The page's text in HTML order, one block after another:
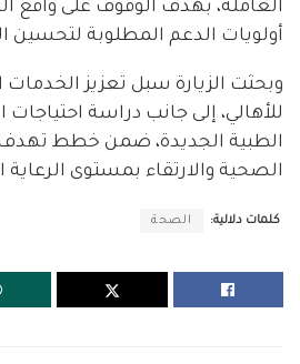
العاملة، بهدف الوقوف على واقع
أولويات الدعم المطلوبة لتحسين
وبحثت الزيارة سبل تعزيز
للأهالي، إلى جانب دراسة
الطبية الجديدة، ضمن خطط تهدف
الصحية والارتقاء بمستوى
كلمات دلالية: الصحة